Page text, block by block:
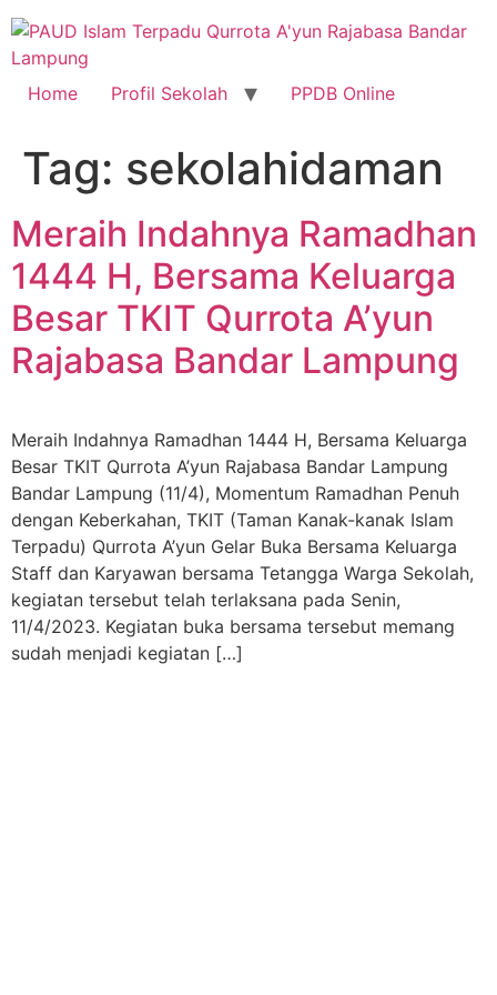
Skip
to
content
Home
Profil Sekolah PPDB Online
Tag: sekolahidaman
Meraih Indahnya Ramadhan
1444 H, Bersama Keluarga
Besar TKIT Qurrota A’yun
Rajabasa Bandar Lampung
Meraih Indahnya Ramadhan 1444 H, Bersama Keluarga
Besar TKIT Qurrota A’yun Rajabasa Bandar Lampung
Bandar Lampung (11/4), Momentum Ramadhan Penuh
dengan Keberkahan, TKIT (Taman Kanak-kanak Islam
Terpadu) Qurrota A’yun Gelar Buka Bersama Keluarga
Staff dan Karyawan bersama Tetangga Warga Sekolah,
kegiatan tersebut telah terlaksana pada Senin,
11/4/2023. Kegiatan buka bersama tersebut memang
sudah menjadi kegiatan […]